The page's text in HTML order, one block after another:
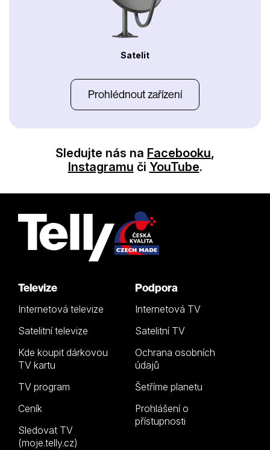
Satelit
Prohlédnout zařízení
Sledujte nás na Facebooku,
Instagramu či YouTube.
Televize
Internetová televize
Satelitní televize
Kde koupit dárkovou
TV kartu
TV program
Ceník
Sledovat TV
(moje.telly.cz)
Podpora
Internetová TV
Satelitní TV
Ochrana osobních
údajů
Šetříme planetu
Prohlášení o
přístupnosti